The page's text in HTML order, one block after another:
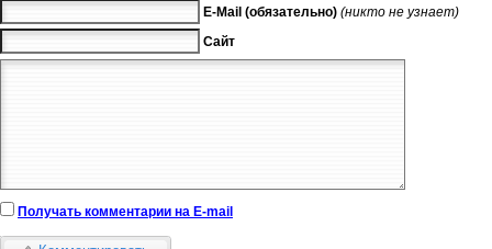
E-Mail (обязательно) (никто не узнает)
Сайт
Получать комментарии на E-mail